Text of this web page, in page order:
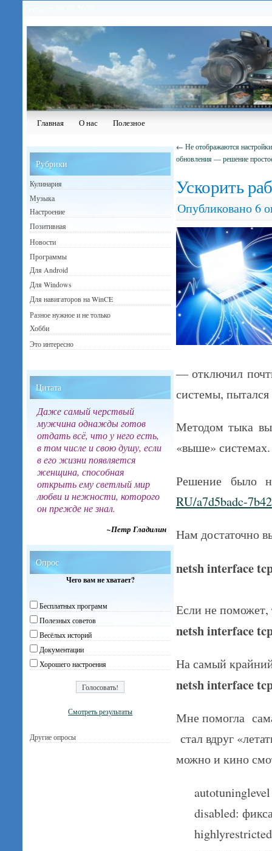
Главная О нас Полезное
← Не отображаются
обновления — решение
Ускорить
Опубликовано6
— отключил
системы,
Методом тыка
«выше»
Решение было
RU/a7d5badc-
Нам достаточно
netsh interface
Если не поможет,
netsh interface
На самый
netsh interface
Мне помогла
стал вдруг
можно и кино
disabled:
Рубрики
Кулинария
Музыка
Настроение
Позитивная
Новости
Программы
Для Android
Для Windows
Для навигаторов на WinCE
Разное нужное и не только
Хобби
Это интересно
Цитата
Даже самый черствый
мужчина однажды готов
отдать всё, что у него есть,
в том числе и свою душу, если
в его жизни появляется
женщина, способная
открыть ему светлый мир
любви и нежности, которого
он прежде не знал.
~Петр Гладилин
Опрос
Чего вам не хватает?
Бесплатных программ
Полезных советов
Весёлых историй
Документации
Хорошего настроения
Смотреть результаты
Другие опросы